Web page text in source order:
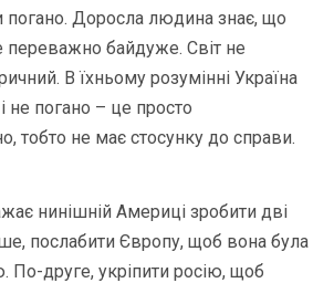
погано. Доросла людина знає, що
переважно байдуже. Світ не
В їхньому розумінні Україна
не погано – це просто
тобто не має стосунку до справи.
нинішній Америці зробити дві
послабити Європу, щоб вона була
По-друге, укріпити росію, щоб